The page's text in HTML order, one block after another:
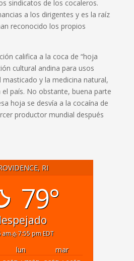
sindicatos de los cocaleros.
a los dirigentes y es la raíz
reconocido los propios
califica a la coca de “hoja
cultural andina para usos
y la medicina natural,
país. No obstante, buena parte
hoja se desvía a la cocaína de
productor mundial después
RI
79°
am 7:55 pm EDT
lun
mar